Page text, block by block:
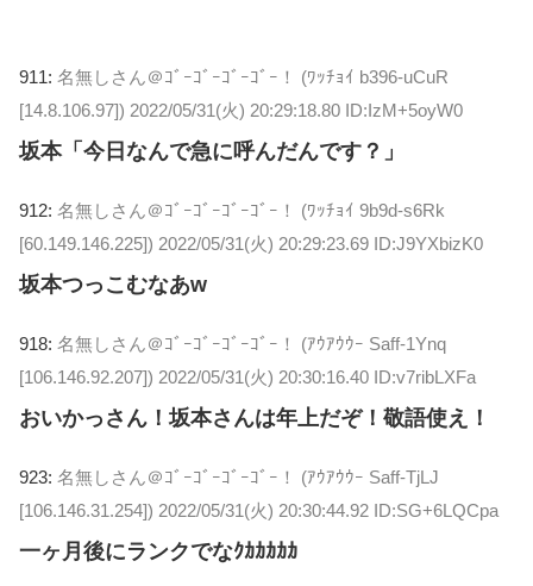
911: 名無しさん＠ｺﾞｰｺﾞｰｺﾞｰｺﾞｰ！ (ﾜｯﾁｮｲ b396-uCuR
[14.8.106.97]) 2022/05/31(火) 20:29:18.80 ID:IzM+5oyW0
坂本「今日なんで急に呼んだんです？」
912: 名無しさん＠ｺﾞｰｺﾞｰｺﾞｰｺﾞｰ！ (ﾜｯﾁｮｲ 9b9d-s6Rk
[60.149.146.225]) 2022/05/31(火) 20:29:23.69 ID:J9YXbizK0
坂本つっこむなあw
918: 名無しさん＠ｺﾞｰｺﾞｰｺﾞｰｺﾞｰ！ (ｱｳｱｳｳｰ Saff-1Ynq
[106.146.92.207]) 2022/05/31(火) 20:30:16.40 ID:v7ribLXFa
おいかっさん！坂本さんは年上だぞ！敬語使え！
923: 名無しさん＠ｺﾞｰｺﾞｰｺﾞｰｺﾞｰ！ (ｱｳｱｳｳｰ Saff-TjLJ
[106.146.31.254]) 2022/05/31(火) 20:30:44.92 ID:SG+6LQCpa
一ヶ月後にランクでなｸｶｶｶｶｶ